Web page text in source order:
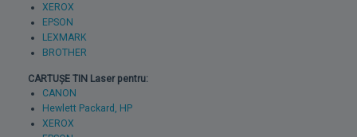
XEROX
EPSON
LEXMARK
BROTHER
CARTUȘE TIN Laser pentru:
CANON
Hewlett Packard, HP
XEROX